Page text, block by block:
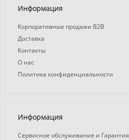
Информация
Корпоративные продажи B2B
Доставка
Контакты
О нас
Политика конфиденциальности
Информация
Сервисное обслуживание и Гарантия